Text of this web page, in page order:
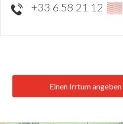
+33 6 58 21 12 ▒▒
Einen Irrtum angeben